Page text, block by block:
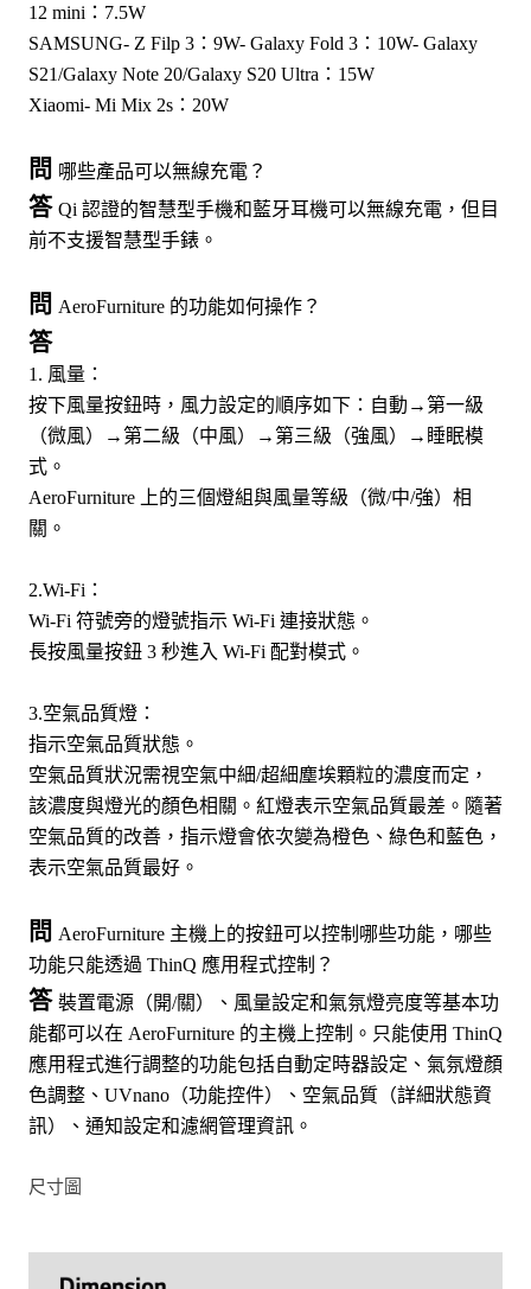
12 mini：7.5W
SAMSUNG- Z Filp 3：9W- Galaxy Fold 3：10W- Galaxy
S21/Galaxy Note 20/Galaxy S20 Ultra：15W
Xiaomi- Mi Mix 2s：20W
問 哪些產品可以無線充電？
答 Qi 認證的智慧型手機和藍牙耳機可以無線充電，但目
前不支援智慧型手錶。
問 AeroFurniture 的功能如何操作？
答
1. 風量：
按下風量按鈕時，風力設定的順序如下：自動→第一級
（微風）→第二級（中風）→第三級（強風）→睡眠模
式。
AeroFurniture 上的三個燈組與風量等級（微/中/強）相
關。
2.Wi-Fi：
Wi-Fi 符號旁的燈號指示 Wi-Fi 連接狀態。
長按風量按鈕 3 秒進入 Wi-Fi 配對模式。
3.空氣品質燈：
指示空氣品質狀態。
空氣品質狀況需視空氣中細/超細塵埃顆粒的濃度而定，
該濃度與燈光的顏色相關。紅燈表示空氣品質最差。隨著
空氣品質的改善，指示燈會依次變為橙色、綠色和藍色，
表示空氣品質最好。
問 AeroFurniture 主機上的按鈕可以控制哪些功能，哪些
功能只能透過 ThinQ 應用程式控制？
答 裝置電源（開/關）、風量設定和氣氛燈亮度等基本功
能都可以在 AeroFurniture 的主機上控制。只能使用 ThinQ
應用程式進行調整的功能包括自動定時器設定、氣氛燈顏
色調整、UVnano（功能控件）、空氣品質（詳細狀態資
訊）、通知設定和濾網管理資訊。
尺寸圖